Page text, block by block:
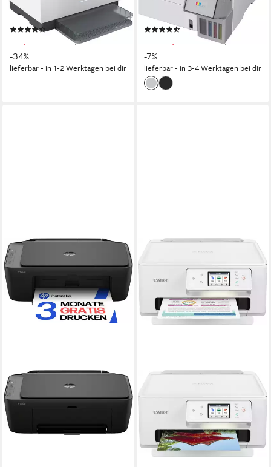
600 x 1200 dpi
Auflösung Scan
Laserdruck
Druckverfahren
(20)
289,90 €
-34%
lieferbar - in 1-2 Werktagen bei dir
4800 x 1200 dpi Auflösung Farb Druck
1200 x 2400 dpi Auflösung Scan
(7)
UVP429,99 €
-7%
lieferbar - in 3-4 Werktagen bei dir